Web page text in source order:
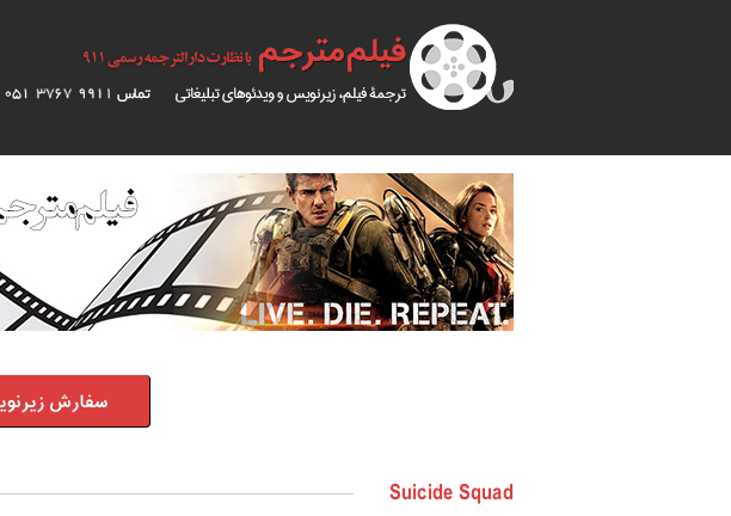
سفارش
Suicide Squad